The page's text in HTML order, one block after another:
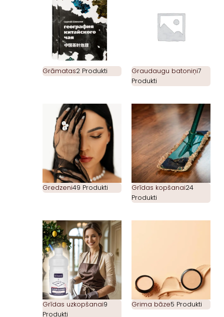
Grāmatas2 Produkti Graudaugu batoniņi7
Produkti
Gredzeni49 Produkti Grīdas kopšanai24
Produkti
Grīdas uzkopšanai9
Produkti
Grima bāze5 Produkti